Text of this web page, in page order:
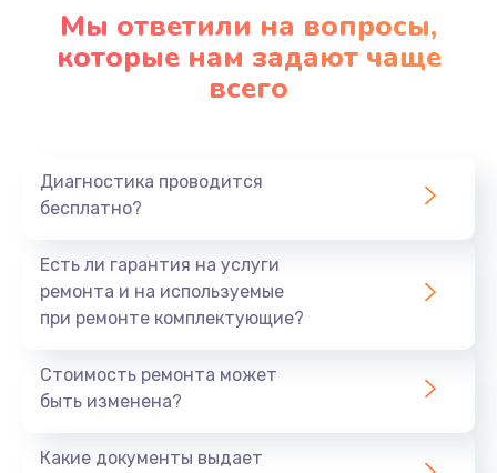
Мы ответили на вопросы,
которые нам задают чаще
всего
Диагностика проводится
бесплатно?
Есть ли гарантия на услуги
ремонта и на используемые
при ремонте комплектующие?
Стоимость ремонта может
быть изменена?
Какие документы выдает